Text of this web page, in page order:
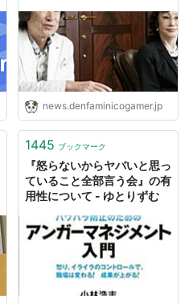
（笑）」
news.denfaminicogamer.jp
1445 ブックマーク
『怒らないからヤバいと思っ
ていること全部言う会』の有
用性について - ゆとりずむ